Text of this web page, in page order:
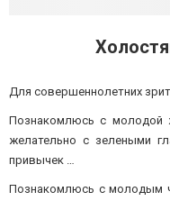
Для совершеннолетних
Познакомлюсь с молодой
желательно с зелеными
привычек …
Познакомлюсь с молодым